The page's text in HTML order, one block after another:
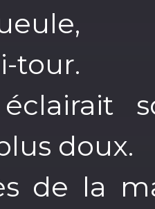
tour.
doux.
de la